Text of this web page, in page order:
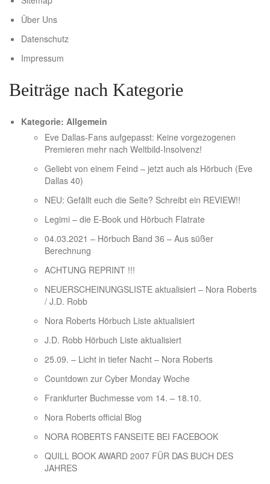
Über Uns
Datenschutz
Impressum
Beiträge nach Kategorie
Kategorie: Allgemein
Eve Dallas-Fans aufgepasst: Keine vorgezogenen
Premieren mehr nach Weltbild-Insolvenz!
Geliebt von einem Feind – jetzt auch als Hörbuch (Eve
Dallas 40)
NEU: Gefällt euch die Seite? Schreibt ein REVIEW!!
Legimi – die E-Book und Hörbuch Flatrate
04.03.2021 – Hörbuch Band 36 – Aus süßer
Berechnung
ACHTUNG REPRINT !!!
NEUERSCHEINUNGSLISTE aktualisiert – Nora Roberts
/ J.D. Robb
Nora Roberts Hörbuch Liste aktualisiert
J.D. Robb Hörbuch Liste aktualisiert
25.09. – Licht in tiefer Nacht – Nora Roberts
Countdown zur Cyber Monday Woche
Frankfurter Buchmesse vom 14. – 18.10.
Nora Roberts official Blog
NORA ROBERTS FANSEITE BEI FACEBOOK
QUILL BOOK AWARD 2007 FÜR DAS BUCH DES
JAHRES